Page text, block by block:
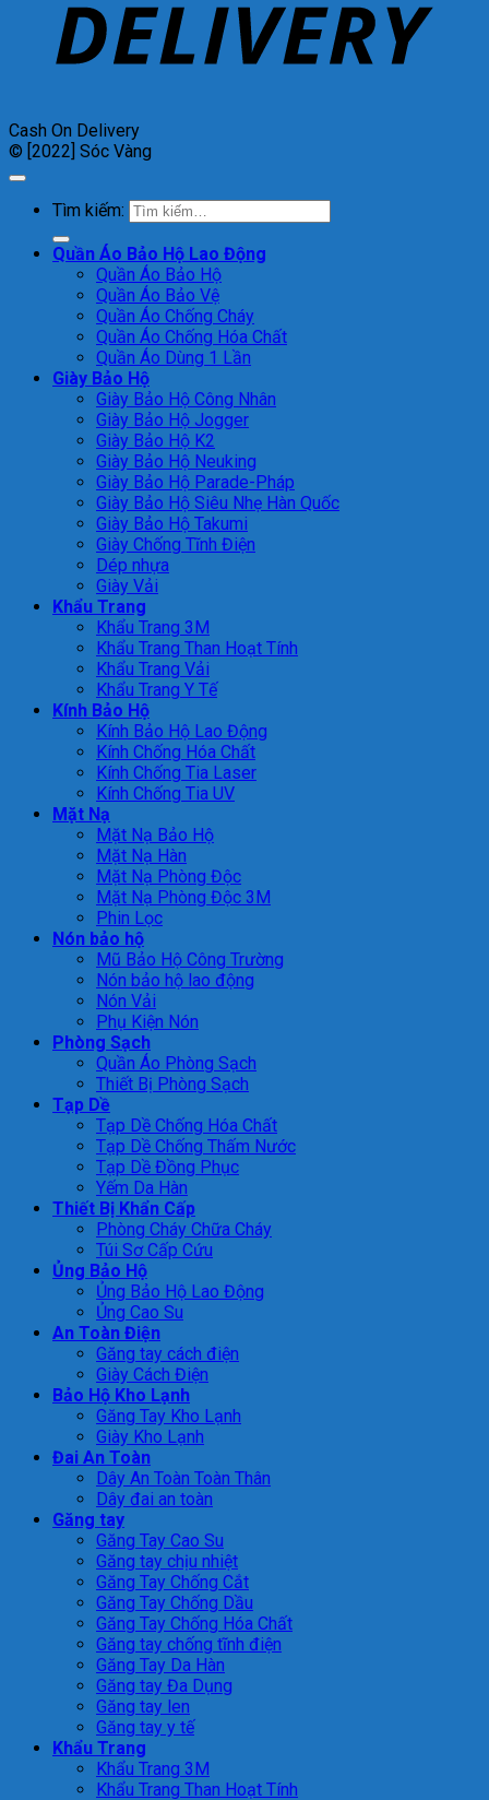
Cash On Delivery
© [2022] Sóc Vàng
Tìm kiếm:
Quần Áo Bảo Hộ Lao Động
Quần Áo Bảo Hộ
Quần Áo Bảo Vệ
Quần Áo Chống Cháy
Quần Áo Chống Hóa Chất
Quần Áo Dùng 1 Lần
Giày Bảo Hộ
Giày Bảo Hộ Công Nhân
Giày Bảo Hộ Jogger
Giày Bảo Hộ K2
Giày Bảo Hộ Neuking
Giày Bảo Hộ Parade-Pháp
Giày Bảo Hộ Siêu Nhẹ Hàn Quốc
Giày Bảo Hộ Takumi
Giày Chống Tĩnh Điện
Dép nhựa
Giày Vải
Khẩu Trang
Khẩu Trang 3M
Khẩu Trang Than Hoạt Tính
Khẩu Trang Vải
Khẩu Trang Y Tế
Kính Bảo Hộ
Kính Bảo Hộ Lao Động
Kính Chống Hóa Chất
Kính Chống Tia Laser
Kính Chống Tia UV
Mặt Nạ
Mặt Nạ Bảo Hộ
Mặt Nạ Hàn
Mặt Nạ Phòng Độc
Mặt Nạ Phòng Độc 3M
Phin Lọc
Nón bảo hộ
Mũ Bảo Hộ Công Trường
Nón bảo hộ lao động
Nón Vải
Phụ Kiện Nón
Phòng Sạch
Quần Áo Phòng Sạch
Thiết Bị Phòng Sạch
Tạp Dề
Tạp Dề Chống Hóa Chất
Tạp Dề Chống Thấm Nước
Tạp Dề Đồng Phục
Yếm Da Hàn
Thiết Bị Khẩn Cấp
Phòng Cháy Chữa Cháy
Túi Sơ Cấp Cứu
Ủng Bảo Hộ
Ủng Bảo Hộ Lao Động
Ủng Cao Su
An Toàn Điện
Găng tay cách điện
Giày Cách Điện
Bảo Hộ Kho Lạnh
Găng Tay Kho Lạnh
Giày Kho Lạnh
Đai An Toàn
Dây An Toàn Toàn Thân
Dây đai an toàn
Găng tay
Găng Tay Cao Su
Găng tay chịu nhiệt
Găng Tay Chống Cắt
Găng Tay Chống Dầu
Găng Tay Chống Hóa Chất
Găng tay chống tĩnh điện
Găng Tay Da Hàn
Găng tay Đa Dụng
Găng tay len
Găng tay y tế
Khẩu Trang
Khẩu Trang 3M
Khẩu Trang Than Hoạt Tính